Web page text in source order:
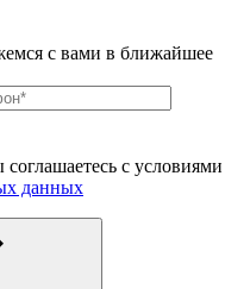
с вами в ближайшее
с условиями
данных